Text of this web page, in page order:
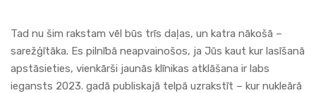
Tad nu šim rakstam vēl būs trīs daļas, un katra nākošā –
sarežģītāka. Es pilnībā neapvainošos, ja Jūs kaut kur lasīšanā
apstāsieties, vienkārši jaunās klīnikas atklāšana ir labs
iegansts 2023. gadā publiskajā telpā uzrakstīt – kur nukleārā